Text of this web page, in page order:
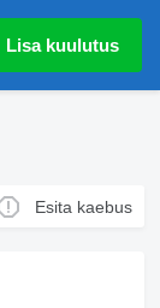
Lisa kuulutus
Esita kaebus